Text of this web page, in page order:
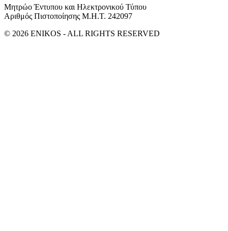
Μητρώο Έντυπου και Ηλεκτρονικού Τύπου
Αριθμός Πιστοποίησης Μ.Η.Τ. 242097
© 2026 ENIKOS - ALL RIGHTS RESERVED